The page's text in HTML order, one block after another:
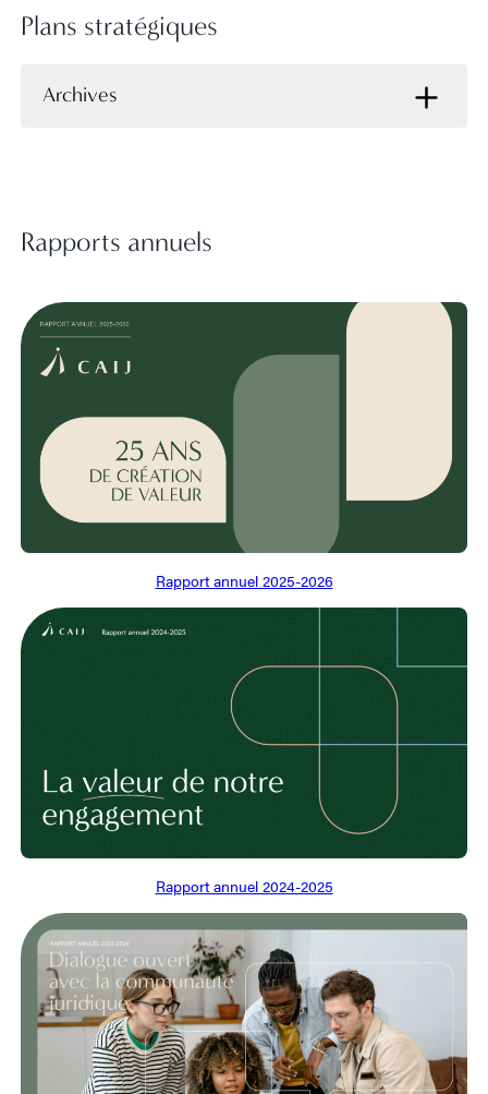
Plans stratégiques
Archives
Rapports annuels
Rapport annuel 2025-2026
Rapport annuel 2024-2025